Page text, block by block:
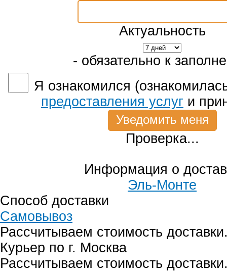
Актуальность
- обязательно к
Я ознакомился
предоставления услуг и
Проверка...
Информация о
Эль-Монте
Способ доставки
Самовывоз
Рассчитываем стоимость
Курьер по г. Москва
Рассчитываем стоимость